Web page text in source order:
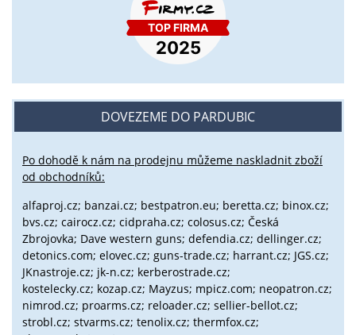
DOVEZEME DO PARDUBIC
Po dohodě k nám na prodejnu můžeme naskladnit zboží
od obchodníků:
alfaproj.cz; banzai.cz; bestpatron.eu; beretta.cz; binox.cz;
bvs.cz; cairocz.cz; cidpraha.cz; colosus.cz; Česká
Zbrojovka; Dave western guns; defendia.cz; dellinger.cz;
detonics.com; elovec.cz; guns-trade.cz; harrant.cz; JGS.cz;
JKnastroje.cz; jk-n.cz; kerberostrade.cz;
kostelecky.cz; kozap.cz; Mayzus; mpicz.com; neopatron.cz;
nimrod.cz; proarms.cz; reloader.cz; sellier-bellot.cz;
strobl.cz; stvarms.cz; tenolix.cz; thermfox.cz;